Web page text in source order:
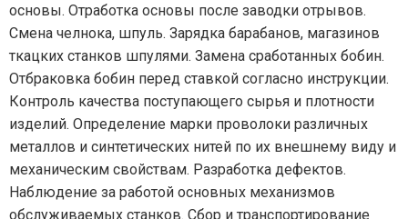
основы. Отработка основы после заводки отрывов.
Смена челнока, шпуль. Зарядка барабанов, магазинов
ткацких станков шпулями. Замена сработанных бобин.
Отбраковка бобин перед ставкой согласно инструкции.
Контроль качества поступающего сырья и плотности
изделий. Определение марки проволоки различных
металлов и синтетических нитей по их внешнему виду и
механическим свойствам. Разработка дефектов.
Наблюдение за работой основных механизмов
обслуживаемых станков. Сбор и транспортирование